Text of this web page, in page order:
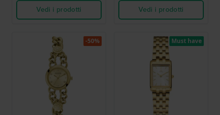
Vedi i prodotti
Vedi i prodotti
-50% Must have